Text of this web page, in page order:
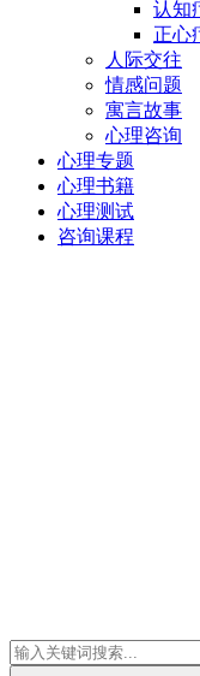
认知
正心
人际交往
情感问题
寓言故事
心理咨询
心理专题
心理书籍
心理测试
咨询课程